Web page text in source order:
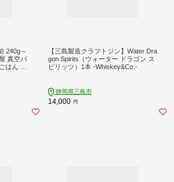
240g～
真空パ
はん 家
鰻蒲焼
セット
静岡
【三島製造クラフトジン】Water Dra
gon Spirits（ウォーター ドラゴン ス
ピリッツ）1本 -Whiskey&Co.-
静岡県三島市
14,000 円